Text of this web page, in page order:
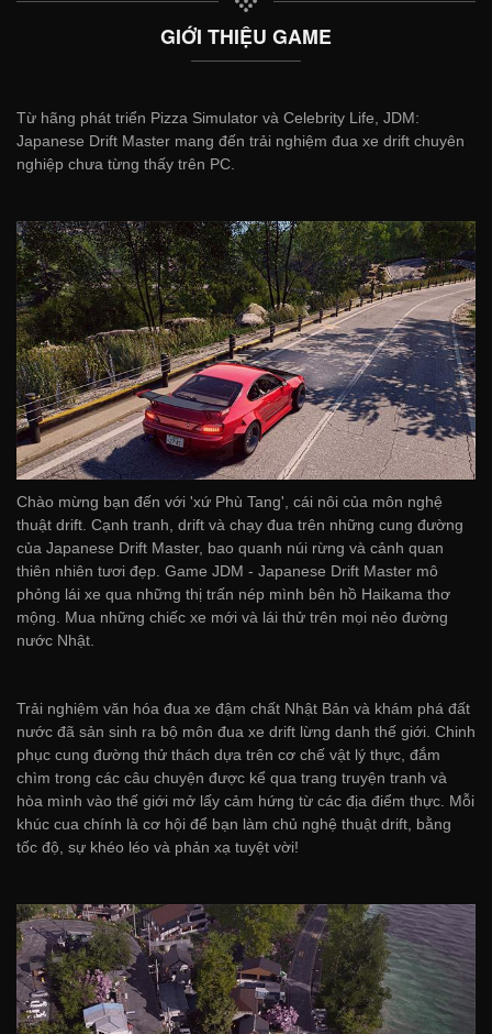
GIỚI THIỆU GAME
Từ hãng phát triển Pizza Simulator và Celebrity Life, JDM:
Japanese Drift Master mang đến trải nghiệm đua xe drift chuyên
nghiệp chưa từng thấy trên PC.
Chào mừng bạn đến với 'xứ Phù Tang', cái nôi của môn nghệ
thuật drift. Cạnh tranh, drift và chạy đua trên những cung đường
của Japanese Drift Master, bao quanh núi rừng và cảnh quan
thiên nhiên tươi đẹp. Game JDM - Japanese Drift Master mô
phỏng lái xe qua những thị trấn nép mình bên hồ Haikama thơ
mộng. Mua những chiếc xe mới và lái thử trên mọi nẻo đường
nước Nhật.
Trải nghiệm văn hóa đua xe đậm chất Nhật Bản và khám phá đất
nước đã sản sinh ra bộ môn đua xe drift lừng danh thế giới. Chinh
phục cung đường thử thách dựa trên cơ chế vật lý thực, đắm
chìm trong các câu chuyện được kể qua trang truyện tranh và
hòa mình vào thế giới mở lấy cảm hứng từ các địa điểm thực. Mỗi
khúc cua chính là cơ hội để bạn làm chủ nghệ thuật drift, bằng
tốc độ, sự khéo léo và phản xạ tuyệt vời!